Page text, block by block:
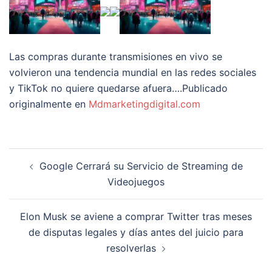
Las compras durante transmisiones en vivo se
volvieron una tendencia mundial en las redes sociales
y TikTok no quiere quedarse afuera….Publicado
originalmente en Mdmarketingdigital.com
Google Cerrará su Servicio de Streaming de
Videojuegos
Elon Musk se aviene a comprar Twitter tras meses
de disputas legales y días antes del juicio para
resolverlas